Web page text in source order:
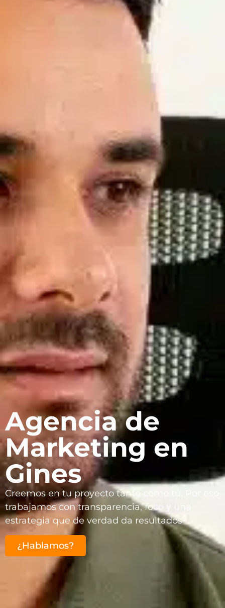
Agencia de
Marketing en
Gines
Creemos en tu proyecto tanto como tú. Por eso
trabajamos con transparencia, foco y una
estrategia que de verdad da resultados
¿Hablamos?